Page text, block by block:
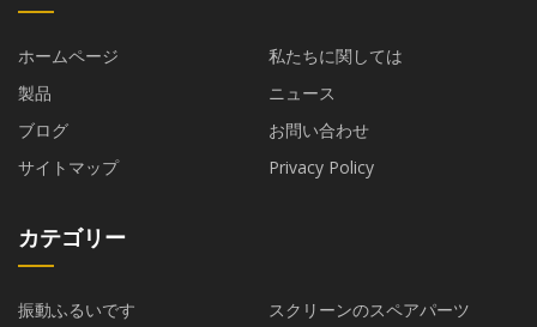
ホームページ
私たちに関しては
製品
ニュース
ブログ
お問い合わせ
サイトマップ
Privacy Policy
カテゴリー
振動ふるいです スクリーンのスペアパーツ